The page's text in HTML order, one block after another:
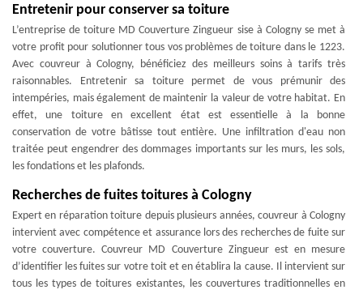
Entretenir pour conserver sa toiture
L’entreprise de toiture MD Couverture Zingueur sise à Cologny se met à
votre profit pour solutionner tous vos problèmes de toiture dans le 1223.
Avec couvreur à Cologny, bénéficiez des meilleurs soins à tarifs très
raisonnables. Entretenir sa toiture permet de vous prémunir des
intempéries, mais également de maintenir la valeur de votre habitat. En
effet, une toiture en excellent état est essentielle à la bonne
conservation de votre bâtisse tout entière. Une infiltration d'eau non
traitée peut engendrer des dommages importants sur les murs, les sols,
les fondations et les plafonds.
Recherches de fuites toitures à Cologny
Expert en réparation toiture depuis plusieurs années, couvreur à Cologny
intervient avec compétence et assurance lors des recherches de fuite sur
votre couverture. Couvreur MD Couverture Zingueur est en mesure
d’identifier les fuites sur votre toit et en établira la cause. Il intervient sur
tous les types de toitures existantes, les couvertures traditionnelles en